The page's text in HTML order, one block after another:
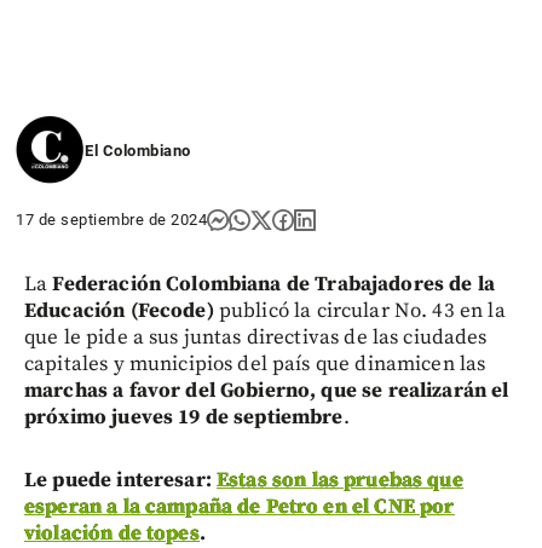
El Colombiano
17 de septiembre de 2024
LaFederación Colombiana de Trabajadores de la
Educación (Fecode)publicó la circular No. 43 en la
que le pide a sus juntas directivas de las ciudades
capitales y municipios del país que dinamicen las
marchas a favor del Gobierno, que se realizarán el
próximo jueves 19 de septiembre.
Le puede interesar: Estas son las pruebas que
esperan a la campaña de Petro en el CNE por
violación de topes.